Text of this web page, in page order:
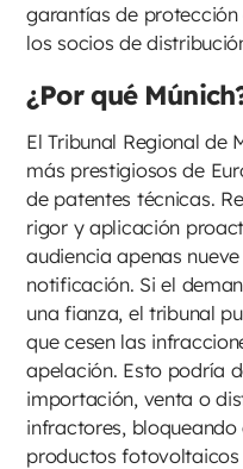
garantías de
los socios de
¿Por qué
El Tribunal Regional de
más prestigiosos de
de patentes técnicas.
rigor y aplicación
audiencia apenas
notificación. Si el
una fianza, el tribunal
que cesen las
apelación. Esto podría
importación, venta o
infractores,
productos